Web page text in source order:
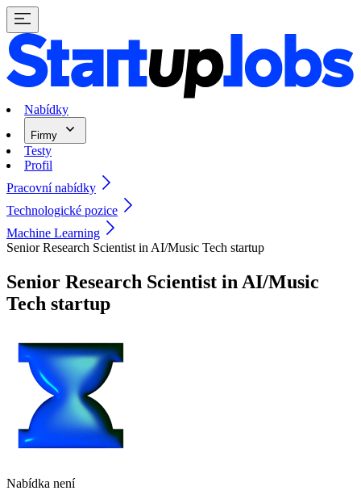
Nabídky
Firmy
Testy
Profil
Pracovní nabídky
Technologické pozice
Machine Learning
Senior Research Scientist in AI/Music Tech startup
Senior Research Scientist in AI/Music
Tech startup
Nabídka není